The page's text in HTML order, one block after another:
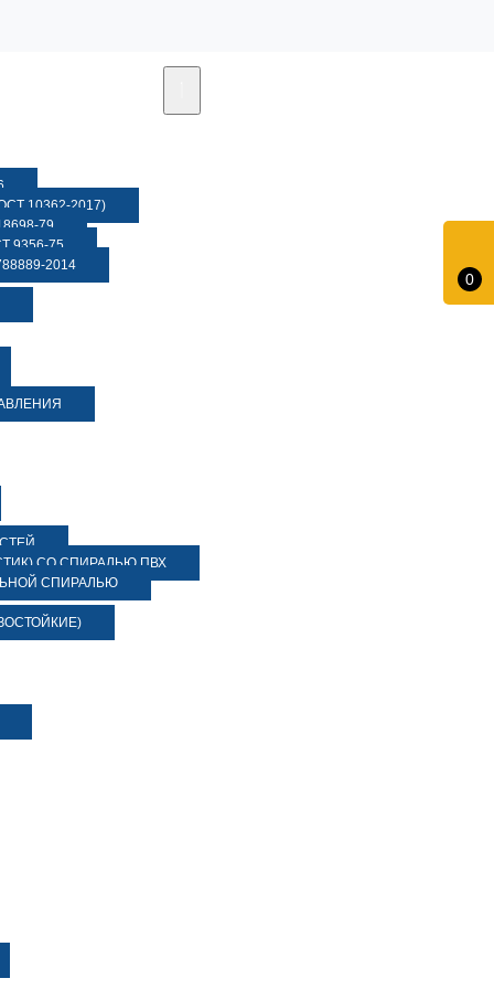
0
10362-2017)
79
9356-75
2014
СО СПИРАЛЬЮ ПВХ
СПИРАЛЬЮ